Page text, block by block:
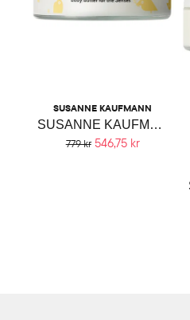
SUSANNE KAUFMANN
SUSANNE KAUFMANN BODY BUTTER FOR THE SENSES
779 kr 546,75 kr